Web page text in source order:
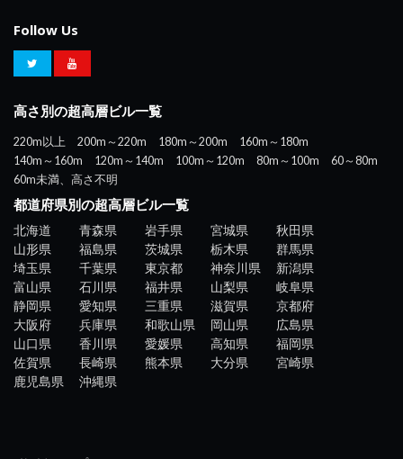
Follow Us
高さ別の超高層ビル一覧
220m以上 200m～220m 180m～200m
160m～180m
140m～160m
120m～140m 100m～120m 80m～100m
60～80m
60m未満、高さ不明
都道府県別の超高層ビル一覧
北海道 青森県 岩手県 宮城県
秋田県
山形県
福島県 茨城県 栃木県
群馬県
埼玉県
千葉県 東京都 神奈川県
新潟県
富山県
石川県 福井県 山梨県
岐阜県
静岡県
愛知県 三重県 滋賀県
京都府
大阪府
兵庫県 和歌山県 岡山県
広島県
山口県
香川県 愛媛県 高知県
福岡県
佐賀県
長崎県 熊本県 大分県
宮崎県
鹿児島県
沖縄県